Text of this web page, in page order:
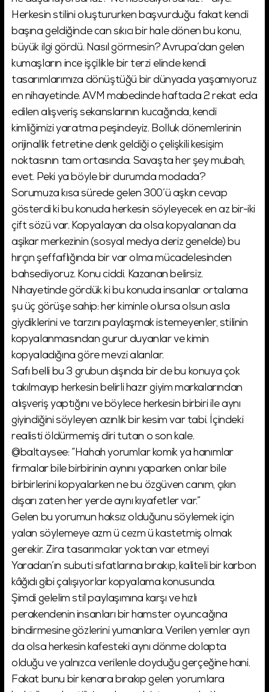
Herkesin stilini oluştururken başvurduğu fakat kendi
başına geldiğinde can sıkıcı bir hale dönen bu konu,
büyük ilgi gördü. Nasıl görmesin? Avrupa’dan gelen
kumaşların ince işçilikle bir terzi elinde kendi
tasarımlarımıza dönüştüğü bir dünyada yaşamıyoruz
en nihayetinde. AVM mabedinde haftada 2 rekat eda
edilen alışveriş sekanslarının kucağında, kendi
kimliğimizi yaratma peşindeyiz. Bolluk dönemlerinin
orijinallik fetretine denk geldiği o çelişkili kesişim
noktasının tam ortasında. Savaşta her şey mubah,
evet. Peki ya böyle bir durumda modada?
Sorumuza kısa sürede gelen 300’ü aşkın cevap
gösterdi ki bu konuda herkesin söyleyecek en az bir-iki
çift sözü var. Kopyalayan da olsa kopyalanan da
aşikar merkezinin (sosyal medya deriz genelde) bu
hırçın şeffaflığında bir var olma mücadelesinden
bahsediyoruz. Konu ciddi. Kazanan belirsiz.
Nihayetinde gördük ki bu konuda insanlar ortalama
şu üç görüşe sahip: her kiminle olursa olsun asla
giydiklerini ve tarzını paylaşmak istemeyenler, stilinin
kopyalanmasından gurur duyanlar ve kimin
kopyaladığına göre mevzi alanlar.
Safı belli bu 3 grubun dışında bir de bu konuya çok
takılmayıp herkesin belirli hazır giyim markalarından
alışveriş yaptığını ve böylece herkesin birbiri ile aynı
giyindiğini söyleyen azınlık bir kesim var tabi. İçindeki
realisti öldürmemiş diri tutan o son kale.
@baltaysee: “Hahah yorumlar komik ya hanımlar
firmalar bile birbirinin aynını yaparken onlar bile
birbirlerini kopyalarken ne bu özgüven canım, çıkın
dışarı zaten her yerde aynı kıyafetler var.”
Gelen bu yorumun haksız olduğunu söylemek için
yalan söylemeye azm ü cezm ü kastetmiş olmak
gerekir. Zira tasarımcılar yoktan var etmeyi
Yaradan’ın subuti sıfatlarına bırakıp, kaliteli bir karbon
kâğıdı gibi çalışıyorlar kopyalama konusunda.
Şimdi gelelim stil paylaşımına karşı ve hızlı
perakendenin insanları bir hamster oyuncağına
bindirmesine gözlerini yumanlara. Verilen yemler ayrı
da olsa herkesin kafesteki aynı dönme dolapta
olduğu ve yalnızca verilenle doyduğu gerçeğine hani.
Fakat bunu bir kenara bırakıp gelen yorumlara